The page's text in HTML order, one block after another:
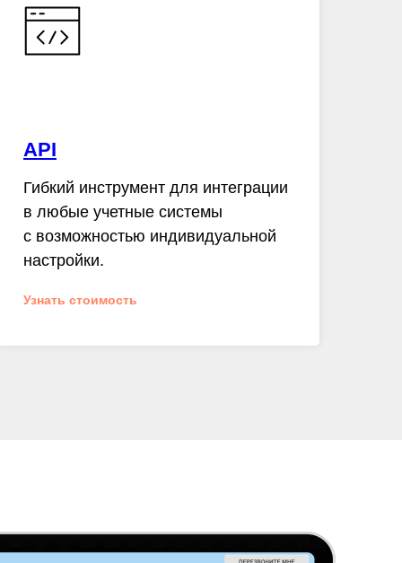
API
Гибкий инструмент для интеграции
в любые учетные системы
с возможностью индивидуальной
настройки.
Узнать стоимость